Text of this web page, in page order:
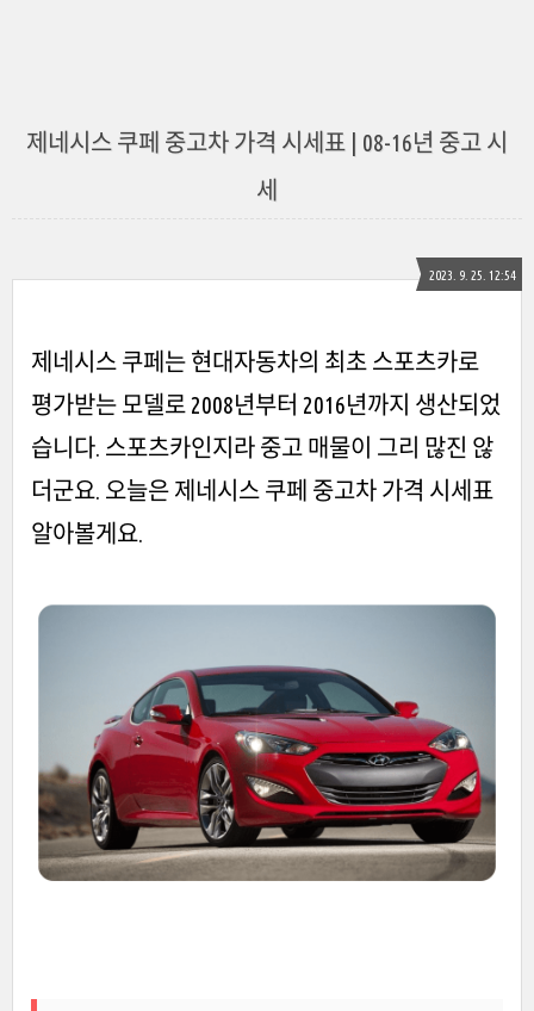
제네시스 쿠페 중고차 가격 시세표 | 08-16년 중고 시
세
2023. 9. 25. 12:54
제네시스 쿠페는 현대자동차의 최초 스포츠카로
평가받는 모델로 2008년부터 2016년까지 생산되었
습니다. 스포츠카인지라 중고 매물이 그리 많진 않
더군요. 오늘은 제네시스 쿠페 중고차 가격 시세표
알아볼게요.